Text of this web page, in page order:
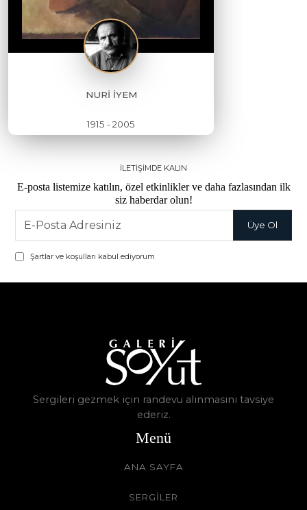
NURİ İYEM
1915 - 2005
İLETİŞİMDE KALIN
E-posta listemize katılın, özel etkinlikler ve daha fazlasından ilk
siz haberdar olun!
Şartlar ve koşulları kabul ediyorum
Sergileri gezmek için randevu alınmasını tavsiye
ederiz.
Menü
ANA SAYFA
SERGİLER